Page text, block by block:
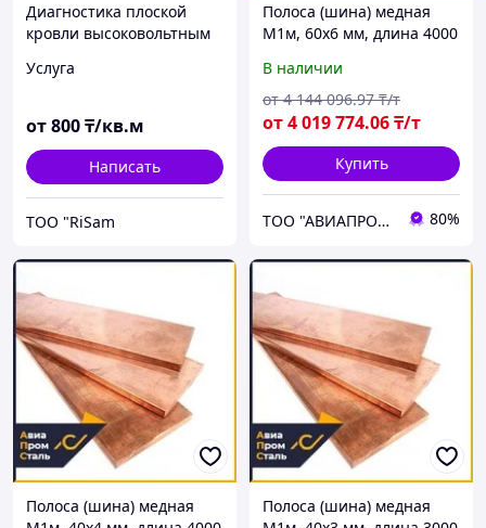
Диагностика плоской
кровли высоковольтным
Услуга
от800₸/кв.м
Написать
TOO "RiSam
Полоса (шина) медная
М1м, 60х6 мм, длина 4000
В наличии
от4 019 774.06₸/т
от 4 144 096.97 ₸/т
Купить
ТОО "АВИАПРОМСТАЛЬ" 80%
Полоса (шина) медная
Полоса (шина) медная